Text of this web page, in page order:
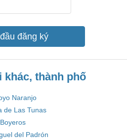
đăng ký
thành phố
Naranjo
de Las Tunas
Boyeros
del Padrón